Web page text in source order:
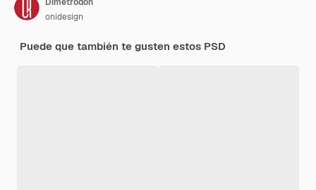
onidesign
Puede que también te gusten estos PSD